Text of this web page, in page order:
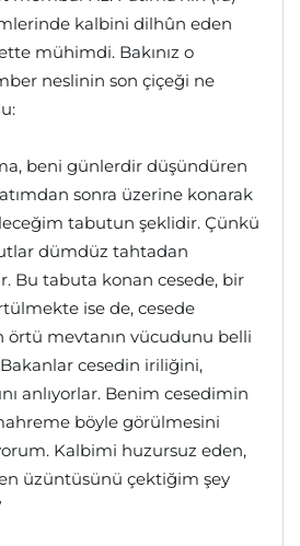
kalbini dilhûn eden
mühimdi. Bakınız o
neslinin son çiçeği ne
beni günlerdir düşündüren
sonra üzerine konarak
tabutun şeklidir. Çünkü
dümdüz tahtadan
Bu tabuta konan cesede, bir
ise de, cesede
örtü mevtanın vücudunu belli
cesedin iriliğini,
anlıyorlar. Benim cesedimin
böyle görülmesini
Kalbimi huzursuz eden,
üzüntüsünü çektiğim şey